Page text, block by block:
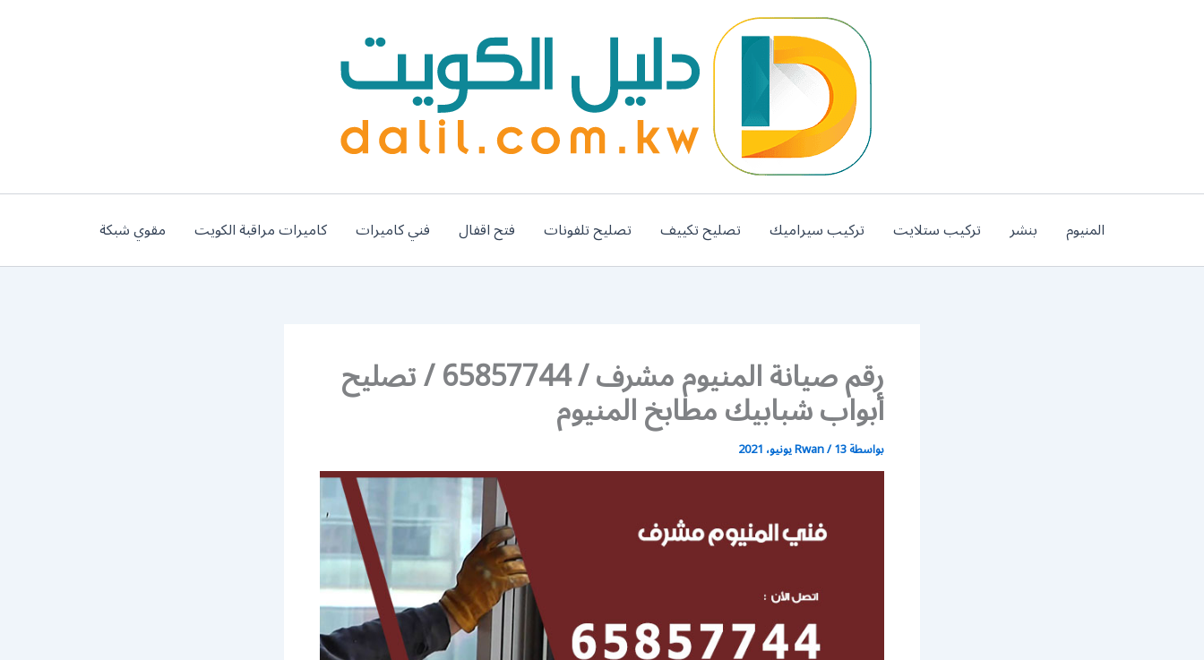
المنيوم بنشر تركيب ستلايت تركيب سيراميك تصليح تكييف تصليح تلفونات فتح اقفال فني كاميرات كاميرات مراقبة الكويت مقوي شبكة
رقم صيانة المنيوم مشرف / 65857744 / تصليح
أبواب شبابيك مطابخ المنيوم
بواسطة Rwan/13 يونيو، 2021